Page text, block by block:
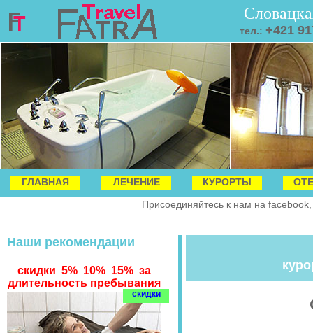
тел.: +421
ГЛАВНАЯ ЛЕЧЕНИЕ КУРОРТЫ
Присоединяйтесь к нам на
Наши рекомендации
скидки 5% 10% 15% за
длительность пребывания
скидки